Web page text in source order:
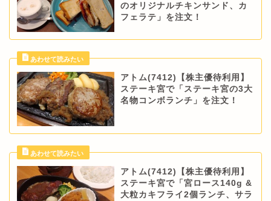
のオリジナルチキンサンド、カ
フェラテ」を注文！
アトム(7412)【株主優待利用】
ステーキ宮で「ステーキ宮の3大
名物コンボランチ」を注文！
アトム(7412)【株主優待利用】
ステーキ宮で「宮ロース140g &
大粒カキフライ2個ランチ、サラ